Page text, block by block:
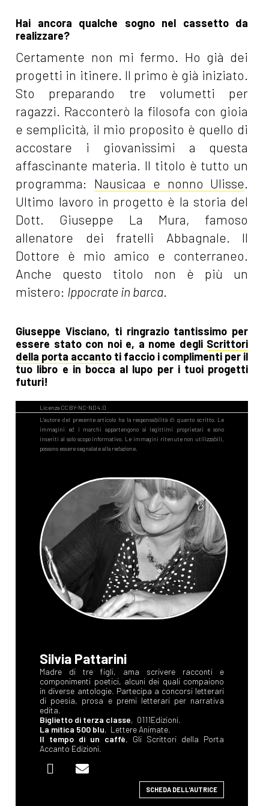
Hai ancora qualche sogno nel cassetto da
realizzare?
Certamente non mi fermo. Ho già dei
progetti in itinere. Il primo è già iniziato.
Sto preparando tre volumetti per
ragazzi. Racconterò la filosofa con gioia
e semplicità, il mio proposito è quello di
accostare i giovanissimi a questa
affascinante materia. Il titolo è tutto un
programma: Nausicaa e nonno Ulisse
Ultimo lavoro in progetto è la storia del
Dott. Giuseppe La Mura, famoso
allenatore dei fratelli Abbagnale. Il
Dottore è mio amico e conterraneo.
Anche questo titolo non è più un
mistero: Ippocrate in barca
Giuseppe Visciano, ti ringrazio tantissimo per
essere stato con noi e, a nome degli Scrittori
della porta accanto ti faccio i complimenti per il
tuo libro e in bocca al lupo per i tuoi progetti
futuri!
Silvia Pattarini
Madre di tre figli, ama scrivere racconti e
componimenti poetici, alcuni dei quali compaiono
in diverse antologie. Partecipa a concorsi letterari
di poesia, prosa e premi letterari per narrativa
edita.
Biglietto di terza classe, 0111Edizioni.
La mitica 500 blu, Lettere Animate.
Il tempo di un caffè, Gli Scrittori della Porta
Accanto Edizioni.
SCHEDA DELL'AUTRICE